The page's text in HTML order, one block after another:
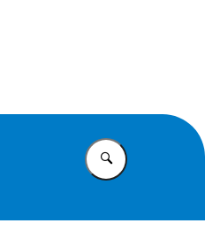
Vul in wat u